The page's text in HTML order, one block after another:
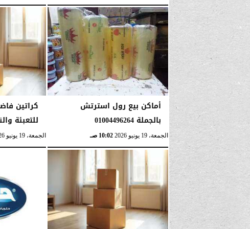
الجمعة، 19 يونيو 2026 08:10 صـ
أماكن بيع رول استرتش
بالجملة 01004496264
الجمعة، 19 يونيو 2026 10:02 صـ
كراتين
للتعبئة والنقل
الجمعة، 19 يونيو 2026